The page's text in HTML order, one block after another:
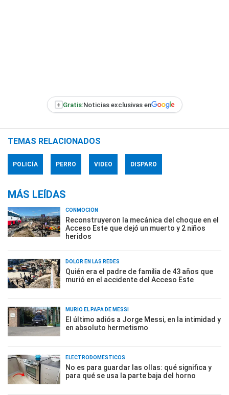
+ Gratis:Noticias exclusivas en
TEMAS RELACIONADOS
POLICÍA PERRO VIDEO DISPARO
MÁS LEÍDAS
CONMOCIÓN
Reconstruyeron la mecánica del choque en el
Acceso Este que dejó un muerto y 2 niños
heridos
DOLOR EN LAS REDES
Quién era el padre de familia de 43 años que
murió en el accidente del Acceso Este
MURIÓ EL PAPÁ DE MESSI
El último adiós a Jorge Messi, en la intimidad y
en absoluto hermetismo
ELECTRODOMÉSTICOS
No es para guardar las ollas: qué significa y
para qué se usa la parte baja del horno